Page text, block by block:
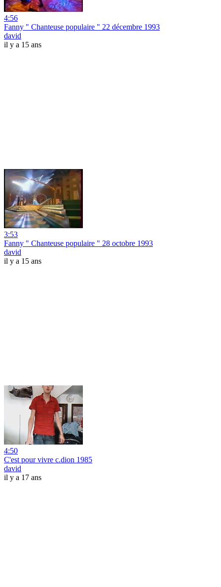
4:56
Fanny " Chanteuse populaire " 22 décembre 1993
david
il y a 15 ans
3:53
Fanny " Chanteuse populaire " 28 octobre 1993
david
il y a 15 ans
4:50
C'est pour vivre c.dion 1985
david
il y a 17 ans